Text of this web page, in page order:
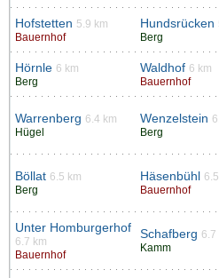
Hofstetten 5.9 km
Bauernhof
Hundsrücken
Berg
Hörnle 6 km
Berg
Waldhof 6 km
Bauernhof
Warrenberg 6.4 km
Hügel
Wenzelstein
Berg
Böllat 6.5 km
Berg
Häsenbühl
Bauernhof
Unter Homburgerhof
6.7 km
Bauernhof
Schafberg 6.7
Kamm